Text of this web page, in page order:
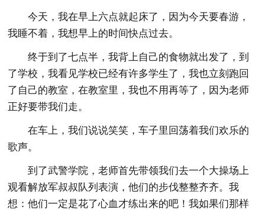
今天，我在早上六点就起床了，因为今天要春游，
我睡不着，我想早上的时间快点过去。
终于到了七点半，我背上自己的食物就出发了，到
了学校，我看见学校已经有许多学生了，我也立刻跑回
了自己的教室，在教室里，我也不用再等了，因为老师
正好要带我们走。
在车上，我们说说笑笑，车子里回荡着我们欢乐的
歌声。
到了武警学院，老师首先带领我们去一个大操场上
观看解放军叔叔队列表演，他们的步伐整整齐齐。我
想：他们一定是花了心血才练出来的吧！我如果们那样